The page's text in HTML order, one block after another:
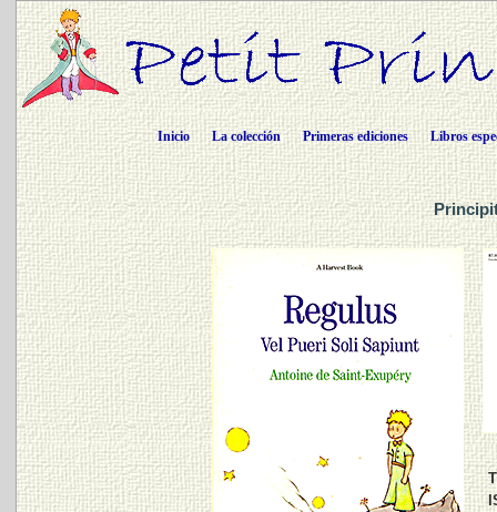
Inicio La colección Primeras ediciones Libros